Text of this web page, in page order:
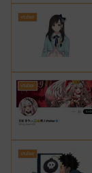
vtuber
vtuber
vtuber